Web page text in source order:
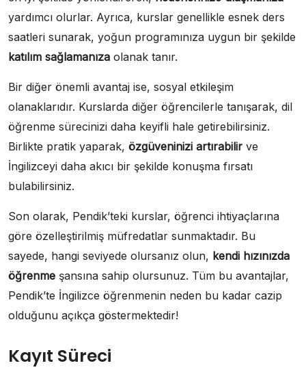
yardımcı olurlar. Ayrıca, kurslar genellikle esnek ders
saatleri sunarak, yoğun programınıza uygun bir şekilde
katılım sağlamanıza olanak tanır.
Bir diğer önemli avantaj ise, sosyal etkileşim
olanaklarıdır. Kurslarda diğer öğrencilerle tanışarak, dil
öğrenme sürecinizi daha keyifli hale getirebilirsiniz.
Birlikte pratik yaparak, özgüveninizi artırabilir ve
İngilizceyi daha akıcı bir şekilde konuşma fırsatı
bulabilirsiniz.
Son olarak, Pendik’teki kurslar, öğrenci ihtiyaçlarına
göre özelleştirilmiş müfredatlar sunmaktadır. Bu
sayede, hangi seviyede olursanız olun, kendi hızınızda
öğrenme şansına sahip olursunuz. Tüm bu avantajlar,
Pendik’te İngilizce öğrenmenin neden bu kadar cazip
olduğunu açıkça göstermektedir!
Kayıt Süreci